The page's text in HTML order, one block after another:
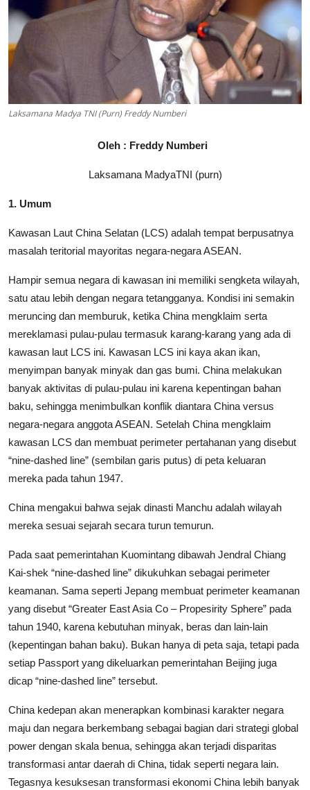
Parlementaria
Laksamana Madya TNI (Purn) Freddy Numberi
Oleh : Freddy Numberi
Laksamana MadyaTNI (purn)
1. Umum
Kawasan Laut China Selatan (LCS) adalah tempat berpusatnya
masalah teritorial mayoritas negara-negara ASEAN.
Hampir semua negara di kawasan ini memiliki sengketa wilayah,
satu atau lebih dengan negara tetangganya. Kondisi ini semakin
meruncing dan memburuk, ketika China mengklaim serta
mereklamasi pulau-pulau termasuk karang-karang yang ada di
kawasan laut LCS ini. Kawasan LCS ini kaya akan ikan,
menyimpan banyak minyak dan gas bumi. China melakukan
banyak aktivitas di pulau-pulau ini karena kepentingan bahan
baku, sehingga menimbulkan konflik diantara China versus
negara-negara anggota ASEAN. Setelah China mengklaim
kawasan LCS dan membuat perimeter pertahanan yang disebut
“nine-dashed line” (sembilan garis putus) di peta keluaran
mereka pada tahun 1947.
China mengakui bahwa sejak dinasti Manchu adalah wilayah
mereka sesuai sejarah secara turun temurun.
Pada saat pemerintahan Kuomintang dibawah Jendral Chiang
Kai-shek “nine-dashed line” dikukuhkan sebagai perimeter
keamanan. Sama seperti Jepang membuat perimeter keamanan
yang disebut “Greater East Asia Co – Propesirity Sphere” pada
tahun 1940, karena kebutuhan minyak, beras dan lain-lain
(kepentingan bahan baku). Bukan hanya di peta saja, tetapi pada
setiap Passport yang dikeluarkan pemerintahan Beijing juga
dicap “nine-dashed line” tersebut.
China kedepan akan menerapkan kombinasi karakter negara
maju dan negara berkembang sebagai bagian dari strategi global
power dengan skala benua, sehingga akan terjadi disparitas
transformasi antar daerah di China, tidak seperti negara lain.
Tegasnya kesuksesan transformasi ekonomi China lebih banyak